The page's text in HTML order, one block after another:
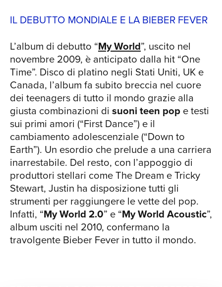
dei media, sulla carriera musicale
RITORNO IN GRANDE STILE Dopo
qualche anno di pausa, che lo ha visto
solo attivo in alcune collaborazioni
(come quella con Ed Sheeran nel 2019
con il brano “I Don’t Care”), nel 2020
Justin Bieber è al fianco di Ariana
Grande per il brano “Stuck With U”, una
collaborazione nata per raccogliere
fondi a favore dell’associazione 1st
Responders Children’s Foundation che
sostiene le famiglie di medici,
paramedici e primi risponditori
all’emergenza del Covid-19. Il video di
“Stuck with U” viene pubblicato su
Youtube e raccoglie la partecipazione
di molte celebrità come Michael Bublè,
IL DEBUTTO MONDIALE E LA BIEBER FEVER
L’album di debutto “My World”, uscito nel
novembre 2009, è anticipato dalla hit “One
Time”. Disco di platino negli Stati Uniti, UK e
Canada, l’album fa subito breccia nel cuore
dei teenagers di tutto il mondo grazie alla
giusta combinazioni di suoni teen pop e testi
sui primi amori (“First Dance”) e il
cambiamento adolescenziale (“Down to
Earth”). Un esordio che prelude a una carriera
inarrestabile. Del resto, con l’appoggio di
produttori stellari come The Dream e Tricky
Stewart, Justin ha disposizione tutti gli
strumenti per raggiungere le vette del pop.
Infatti, “My World 2.0” e “My World Acoustic”,
album usciti nel 2010, confermano la
travolgente Bieber Fever in tutto il mondo.
CHI